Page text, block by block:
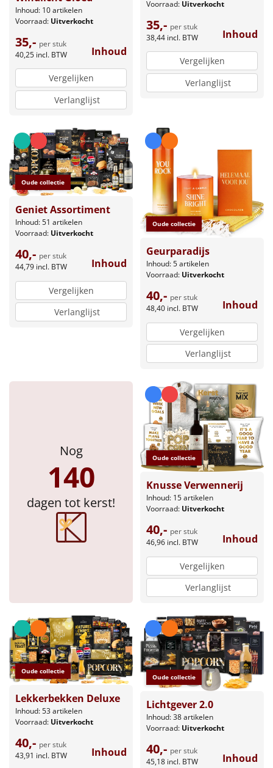
Inhoud: 10 artikelen
Voorraad: Uitverkocht
35,- per stuk
40,25 incl. BTW Inhoud
Vergelijken
Verlanglijst
Voorraad: Uitverkocht
35,- per stuk
38,44 incl. BTW Inhoud
Vergelijken
Verlanglijst
Oude collectie
Geniet Assortiment
Inhoud: 51 artikelen
Voorraad: Uitverkocht
40,- per stuk
44,79 incl. BTW Inhoud
Vergelijken
Verlanglijst
Oude collectie
Geurparadijs
Inhoud: 5 artikelen
Voorraad: Uitverkocht
40,- per stuk
48,40 incl. BTW Inhoud
Vergelijken
Verlanglijst
Nog
140
dagen tot kerst!
Oude collectie
Knusse Verwennerij
Inhoud: 15 artikelen
Voorraad: Uitverkocht
40,- per stuk
46,96 incl. BTW Inhoud
Vergelijken
Verlanglijst
Oude collectie
Lekkerbekken Deluxe
Inhoud: 53 artikelen
Voorraad: Uitverkocht
40,- per stuk
43,91 incl. BTW Inhoud
Oude collectie
Lichtgever 2.0
Inhoud: 38 artikelen
Voorraad: Uitverkocht
40,- per stuk
45,18 incl. BTW Inhoud